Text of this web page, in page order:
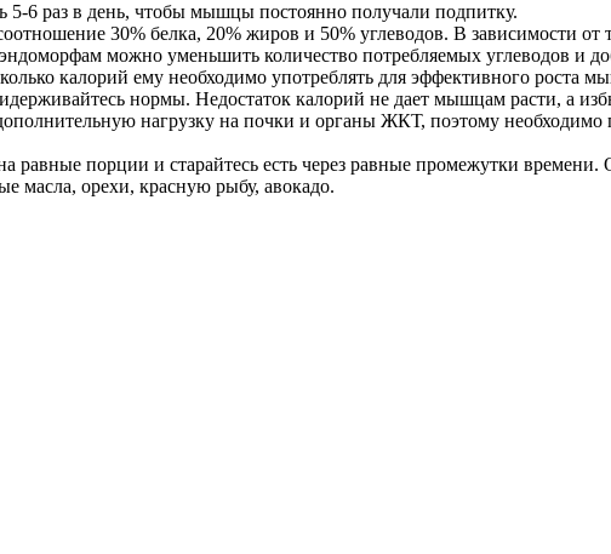
6 раз в день, чтобы мышцы постоянно получали подпитку.
30% белка, 20% жиров и 50% углеводов. В зависимости от
можно уменьшить количество потребляемых углеводов и
калорий ему необходимо употреблять для эффективного роста
нормы. Недостаток калорий не дает мышцам расти, а
нагрузку на почки и органы ЖКТ, поэтому необходимо
порции и старайтесь есть через равные промежутки времени.
масла, орехи, красную рыбу, авокадо.